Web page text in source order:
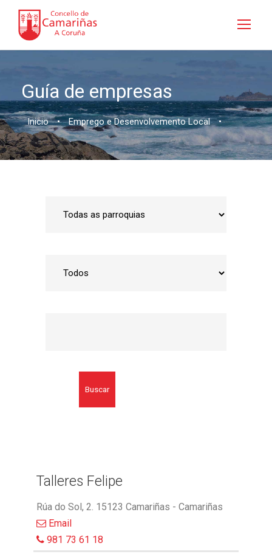
Guía de empresas
Inicio • Emprego e Desenvolvemento Local •
Buscar
Talleres Felipe
Rúa do Sol, 2. 15123 Camariñas - Camariñas
Email
981 73 61 18